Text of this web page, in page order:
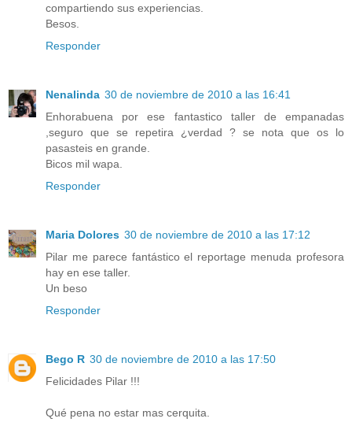
compartiendo sus experiencias.
Besos.
Responder
Nenalinda 30 de noviembre de 2010 a las 16:41
Enhorabuena por ese fantastico taller de empanadas
,seguro que se repetira ¿verdad ? se nota que os lo
pasasteis en grande.
Bicos mil wapa.
Responder
Maria Dolores 30 de noviembre de 2010 a las 17:12
Pilar me parece fantástico el reportage menuda profesora
hay en ese taller.
Un beso
Responder
Bego R 30 de noviembre de 2010 a las 17:50
Felicidades Pilar !!!
Qué pena no estar mas cerquita.